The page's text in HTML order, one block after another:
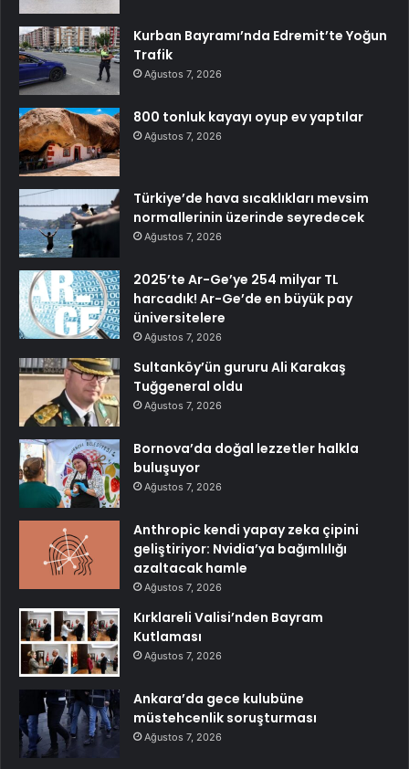
Kurban Bayramı’nda Edremit’te Yoğun
Trafik
Ağustos 7, 2026
800 tonluk kayayı oyup ev yaptılar
Ağustos 7, 2026
Türkiye’de hava sıcaklıkları mevsim
normallerinin üzerinde seyredecek
Ağustos 7, 2026
2025’te Ar-Ge’ye 254 milyar TL
harcadık! Ar-Ge’de en büyük pay
üniversitelere
Ağustos 7, 2026
Sultanköy’ün gururu Ali Karakaş
Tuğgeneral oldu
Ağustos 7, 2026
Bornova’da doğal lezzetler halkla
buluşuyor
Ağustos 7, 2026
Anthropic kendi yapay zeka çipini
geliştiriyor: Nvidia’ya bağımlılığı
azaltacak hamle
Ağustos 7, 2026
Kırklareli Valisi’nden Bayram
Kutlaması
Ağustos 7, 2026
Ankara’da gece kulubüne
müstehcenlik soruşturması
Ağustos 7, 2026